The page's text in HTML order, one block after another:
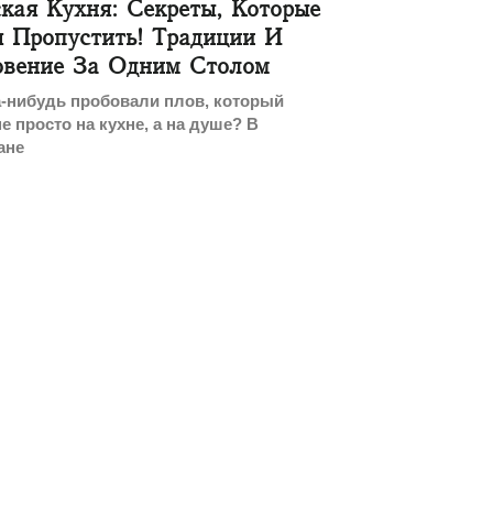
Кухня: Секреты, Которые
Пропустить! Традиции И
За Одним Столом
нибудь пробовали плов, который
просто на кухне, а на душе? В